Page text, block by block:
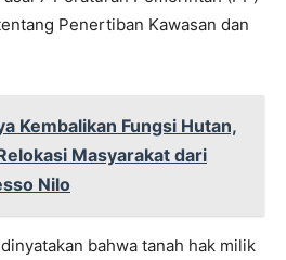
Penertiban Kawasan dan
Kembalikan Fungsi Hutan,
Masyarakat dari
Nilo
bahwa tanah hak milik